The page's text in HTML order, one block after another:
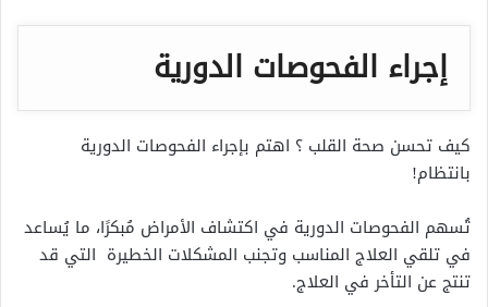
إجراء الفحوصات الدورية
كيف تحسن صحة القلب ؟ اهتم بإجراء الفحوصات الدورية
بانتظام!
تُسهم الفحوصات الدورية في اكتشاف الأمراض مُبكرًا، ما يُساعد
في تلقي العلاج المناسب وتجنب المشكلات الخطيرة التي قد
تنتج عن التأخر في العلاج.